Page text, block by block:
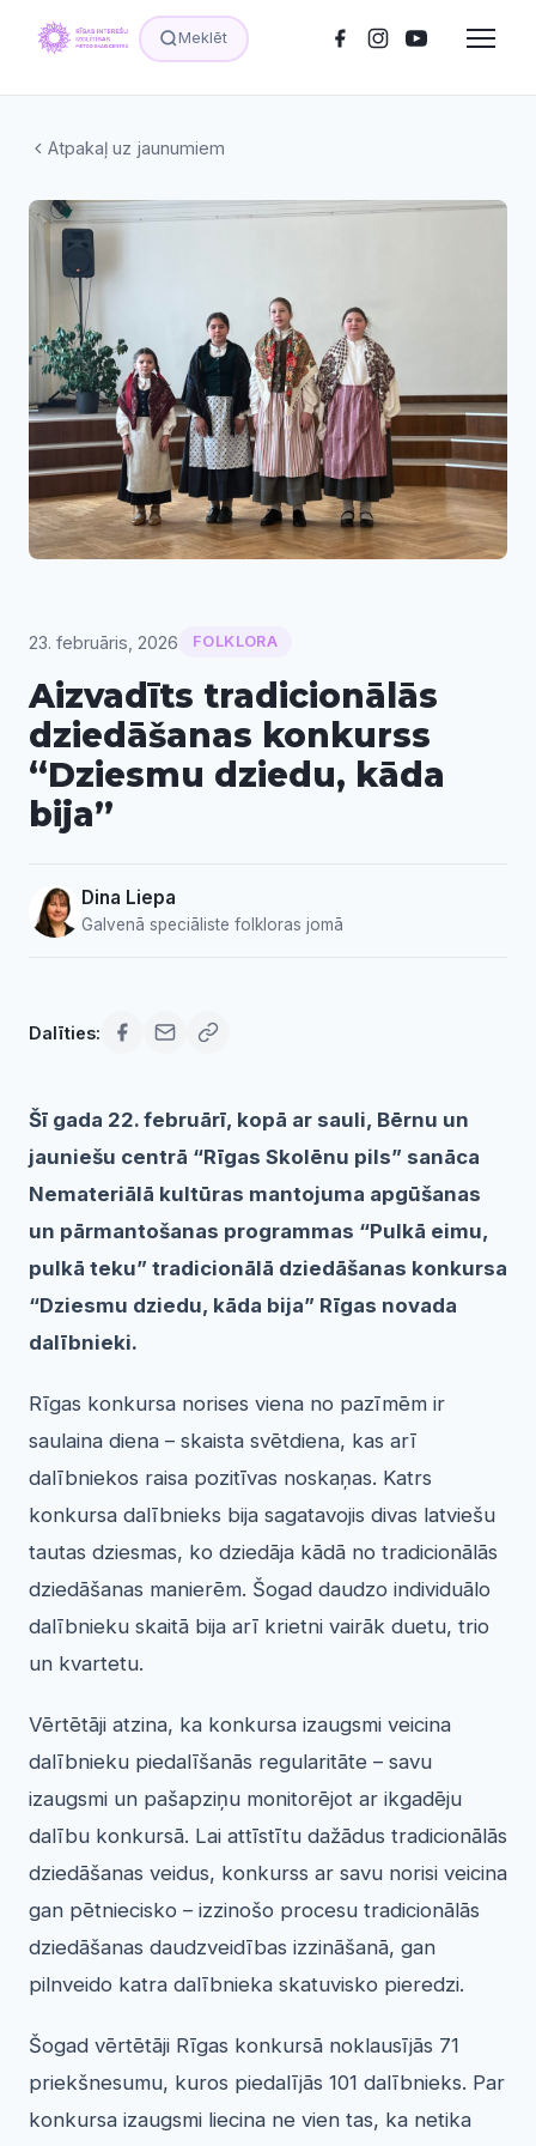
Meklēt
Atpakaļ uz jaunumiem
23. februāris, 2026 FOLKLORA
Aizvadīts tradicionālās
dziedāšanas konkurss
“Dziesmu dziedu, kāda
bija”
Dina Liepa
Galvenā speciāliste folkloras jomā
Dalīties:
Šī gada 22. februārī, kopā ar sauli, Bērnu un
jauniešu centrā “Rīgas Skolēnu pils” sanāca
Nemateriālā kultūras mantojuma apgūšanas
un pārmantošanas programmas “Pulkā eimu,
pulkā teku” tradicionālā dziedāšanas konkursa
“Dziesmu dziedu, kāda bija” Rīgas novada
dalībnieki.
Rīgas konkursa norises viena no pazīmēm ir
saulaina diena – skaista svētdiena, kas arī
dalībniekos raisa pozitīvas noskaņas. Katrs
konkursa dalībnieks bija sagatavojis divas latviešu
tautas dziesmas, ko dziedāja kādā no tradicionālās
dziedāšanas manierēm. Šogad daudzo individuālo
dalībnieku skaitā bija arī krietni vairāk duetu, trio
un kvartetu.
Vērtētāji atzina, ka konkursa izaugsmi veicina
dalībnieku piedalīšanās regularitāte – savu
izaugsmi un pašapziņu monitorējot ar ikgadēju
dalību konkursā. Lai attīstītu dažādus tradicionālās
dziedāšanas veidus, konkurss ar savu norisi veicina
gan pētniecisko – izzinošo procesu tradicionālās
dziedāšanas daudzveidības izzināšanā, gan
pilnveido katra dalībnieka skatuvisko pieredzi.
Šogad vērtētāji Rīgas konkursā noklausījās 71
priekšnesumu, kuros piedalījās 101 dalībnieks. Par
konkursa izaugsmi liecina ne vien tas, ka netika